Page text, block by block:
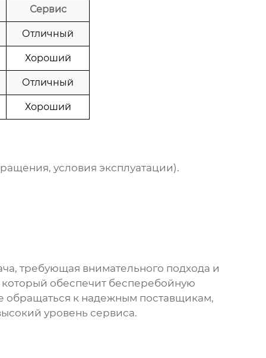
Сервис
Отличный
Хороший
Отличный
Хороший
условия эксплуатации).
требующая внимательного подхода и
обеспечит бесперебойную
обращаться к надежным поставщикам,
уровень сервиса.